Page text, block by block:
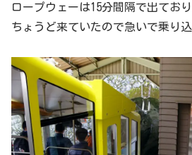
ロープウェーは15分間隔で出てお
ちょうど来ていたので急いで乗り込